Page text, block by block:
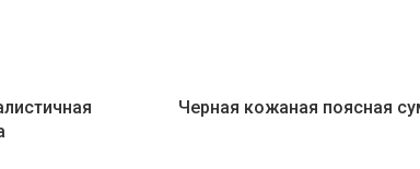
Черная кожаная поясная